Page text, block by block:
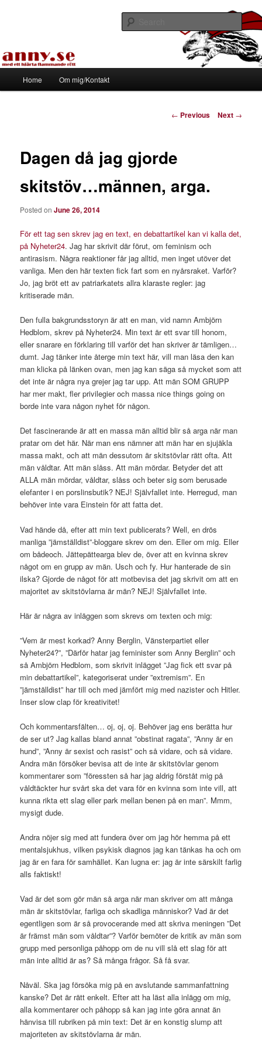
Tapirhen
Home Om mig/Kontakt
Post
← Previous Next →
Dagen då jag gjorde
skitstöv…männen, arga.
Posted onJune 26, 2014
För ett tag sen skrev jag en text, en debattartikel kan vi kalla det,
på Nyheter24. Jag har skrivit där förut, om feminism och
antirasism. Några reaktioner får jag alltid, men inget utöver det
vanliga. Men den här texten fick fart som en nyårsraket. Varför?
Jo, jag bröt ett av patriarkatets allra klaraste regler: jag
kritiserade män.
Den fulla bakgrundsstoryn är att en man, vid namn Ambjörn
Hedblom, skrev på Nyheter24. Min text är ett svar till honom,
eller snarare en förklaring till varför det han skriver är tämligen…
dumt. Jag tänker inte återge min text här, vill man läsa den kan
man klicka på länken ovan, men jag kan säga så mycket som att
det inte är några nya grejer jag tar upp. Att män SOM GRUPP
har mer makt, fler privilegier och massa nice things going on
borde inte vara någon nyhet för någon.
Det fascinerande är att en massa män alltid blir så arga när man
pratar om det här. När man ens nämner att män har en sjujäkla
massa makt, och att män dessutom är skitstövlar rätt ofta. Att
män våldtar. Att män slåss. Att män mördar. Betyder det att
ALLA män mördar, våldtar, slåss och beter sig som berusade
elefanter i en porslinsbutik? NEJ! Självfallet inte. Herregud, man
behöver inte vara Einstein för att fatta det.
Vad hände då, efter att min text publicerats? Well, en drös
manliga ”jämställdist”-bloggare skrev om den. Eller om mig. Eller
om bådeoch. Jättepättearga blev de, över att en kvinna skrev
något om en grupp av män. Usch och fy. Hur hanterade de sin
ilska? Gjorde de något för att motbevisa det jag skrivit om att en
majoritet av skitstövlarna är män? NEJ! Självfallet inte.
Här är några av inläggen som skrevs om texten och mig:
”Vem är mest korkad? Anny Berglin, Vänsterpartiet eller
Nyheter24?”, ”Därför hatar jag feminister som Anny Berglin” och
så Ambjörn Hedblom, som skrivit inlägget ”Jag fick ett svar på
min debattartikel”, kategoriserat under ”extremism”. En
”jämställdist” har till och med jämfört mig med nazister och Hitler.
Inser slow clap för kreativitet!
Och kommentarsfälten… oj, oj, oj. Behöver jag ens berätta hur
de ser ut? Jag kallas bland annat ”obstinat ragata”, ”Anny är en
hund”, ”Anny är sexist och rasist” och så vidare, och så vidare.
Andra män försöker bevisa att de inte är skitstövlar genom
kommentarer som ”föressten så har jag aldrig förståt mig på
våldtäckter hur svårt ska det vara för en kvinna som inte vill, att
kunna rikta ett slag eller park mellan benen på en man”. Mmm,
mysigt dude.
Andra nöjer sig med att fundera över om jag hör hemma på ett
mentalsjukhus, vilken psykisk diagnos jag kan tänkas ha och om
jag är en fara för samhället. Kan lugna er: jag är inte särskilt farlig
alls faktiskt!
Vad är det som gör män så arga när man skriver om att många
män är skitstövlar, farliga och skadliga människor? Vad är det
egentligen som är så provocerande med att skriva meningen ”Det
är främst män som våldtar”? Varför bemöter de kritik av män som
grupp med personliga påhopp om de nu vill slå ett slag för att
män inte alltid är as? Så många frågor. Så få svar.
Nåväl. Ska jag försöka mig på en avslutande sammanfattning
kanske? Det är rätt enkelt. Efter att ha läst alla inlägg om mig,
alla kommentarer och påhopp så kan jag inte göra annat än
hänvisa till rubriken på min text: Det är en konstig slump att
majoriteten av skitstövlarna är män.